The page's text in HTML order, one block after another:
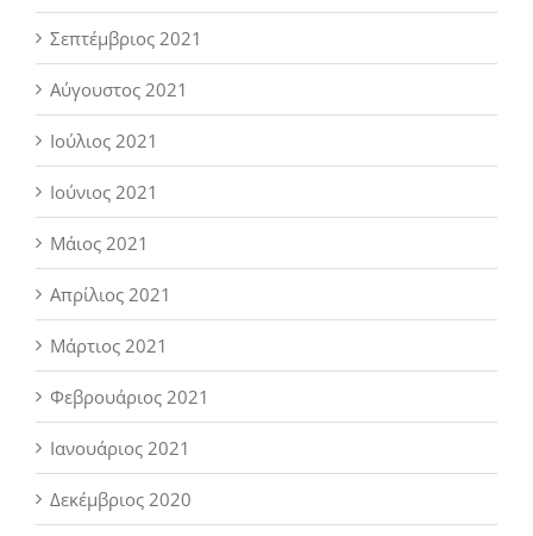
Σεπτέμβριος 2021
Αύγουστος 2021
Ιούλιος 2021
Ιούνιος 2021
Μάιος 2021
Απρίλιος 2021
Μάρτιος 2021
Φεβρουάριος 2021
Ιανουάριος 2021
Δεκέμβριος 2020